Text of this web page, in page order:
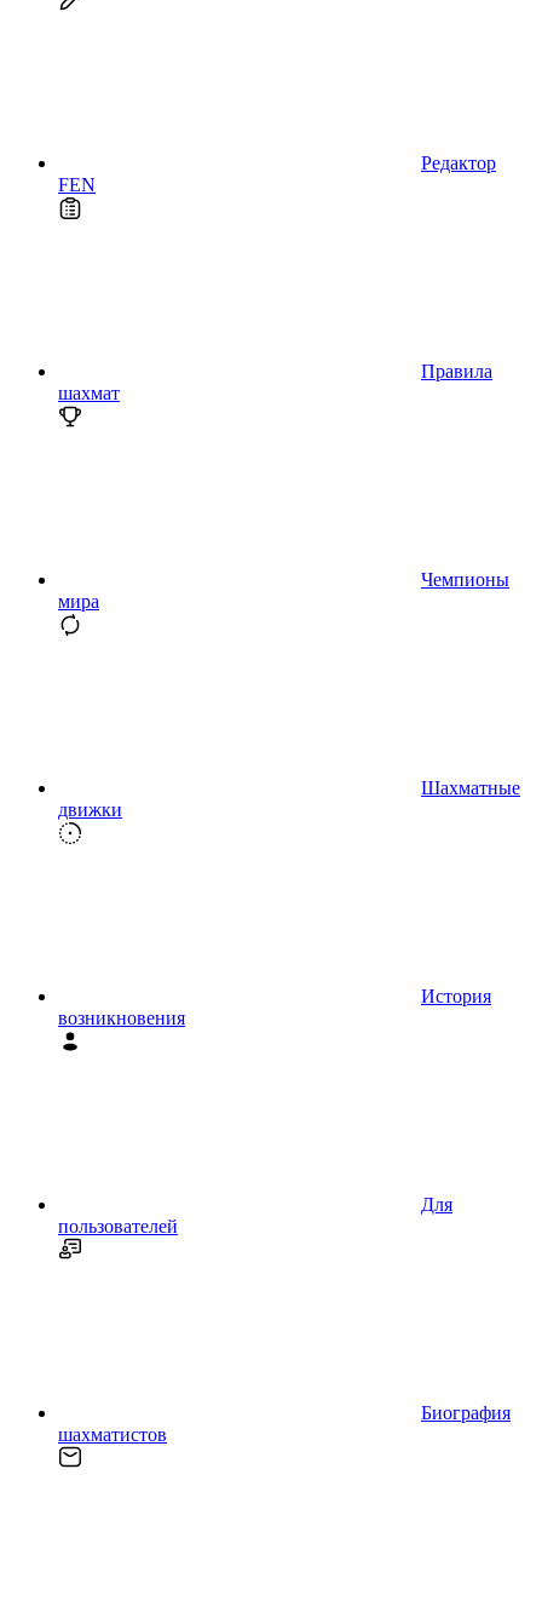
Редактор
FEN
Правила
шахмат
Чемпионы
мира
Шахматные
движки
История
возникновения
Для
пользователей
Биография
шахматистов